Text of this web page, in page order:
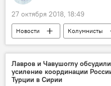
27 октября 2018, 18:49
Новости Колумнисты
Лавров и Чавушоглу обсудили
усиление координации
Турции в Сирии